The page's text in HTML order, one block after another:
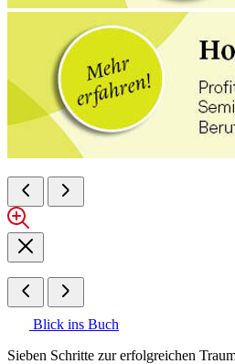
Blick ins Buch
Sieben Schritte zur erfolgreichen